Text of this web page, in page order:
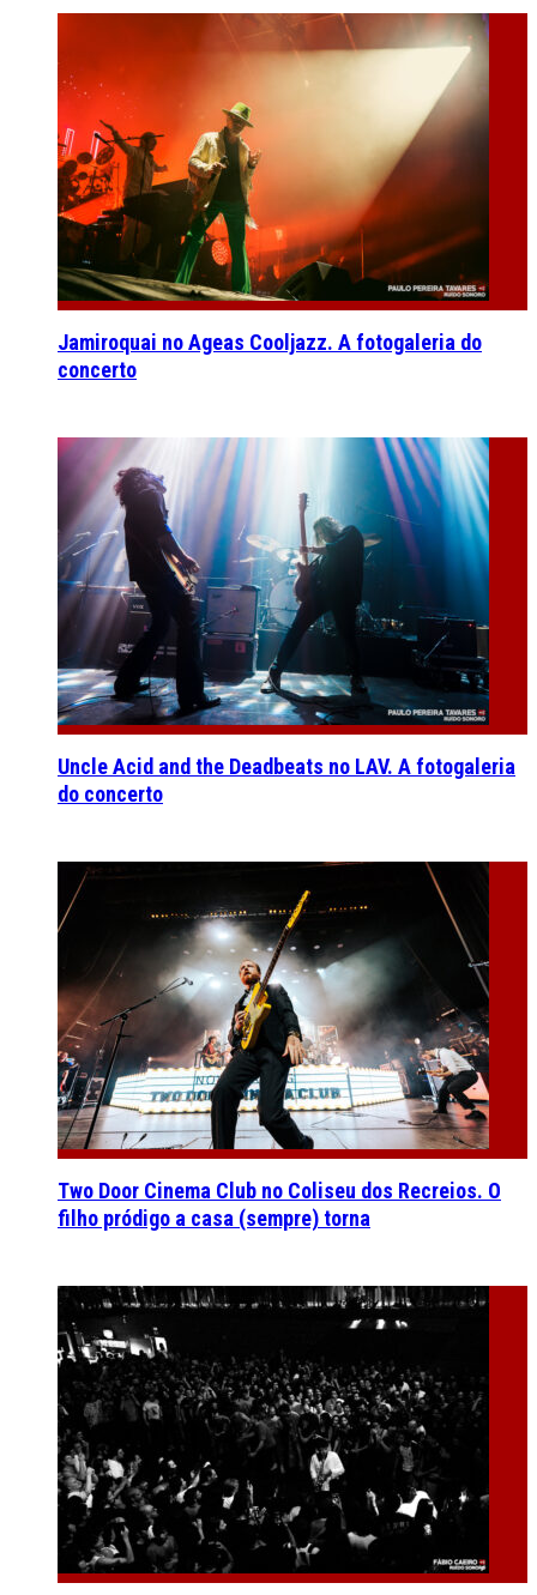
Jamiroquai no Ageas Cooljazz. A fotogaleria do
concerto
Uncle Acid and the Deadbeats no LAV. A fotogaleria
do concerto
Two Door Cinema Club no Coliseu dos Recreios. O
filho pródigo a casa (sempre) torna